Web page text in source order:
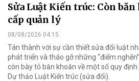
Sửa Luật Kiến trúc: Còn
cấp quản lý
08/08/2026 04:15
Tán thành với sự cần thiết sửa đổi luật
phát triển và tháo gỡ những “điểm
còn bày tỏ băn khoăn về một số quy
Dự thảo Luật Kiến trúc (sửa đổi).